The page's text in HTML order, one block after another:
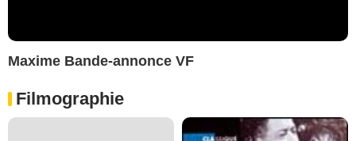
Maxime Bande-annonce VF
Filmographie